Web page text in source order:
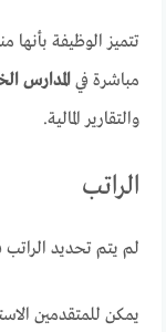
تتميز الوظيفة
مباشرة فيالمدارس
والتقارير المالية.
الراتب
لم يتم تحديد الراتب
يمكن للمتقدمين